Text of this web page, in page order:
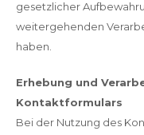
gesetzlicher
weitergehenden
haben.
Erhebung und
Kontaktformulars
Bei der Nutzung des